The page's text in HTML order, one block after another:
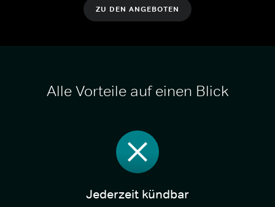
ZU DEN ANGEBOTEN
Alle Vorteile auf einen Blick
Jederzeit kündbar